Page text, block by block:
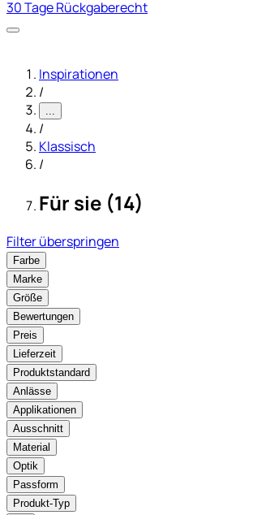
30 Tage Rückgaberecht
Inspirationen
/
...
/
Klassisch
/
Für sie (14)
Filter überspringen
Farbe
Marke
Größe
Bewertungen
Preis
Lieferzeit
Produktstandard
Anlässe
Applikationen
Ausschnitt
Material
Optik
Passform
Produkt-Typ